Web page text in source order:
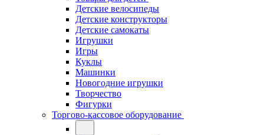
Детские велосипеды
Детские конструкторы
Детские самокаты
Игрушки
Игры
Куклы
Машинки
Новогодние игрушки
Творчество
Фигурки
Торгово-кассовое оборудование